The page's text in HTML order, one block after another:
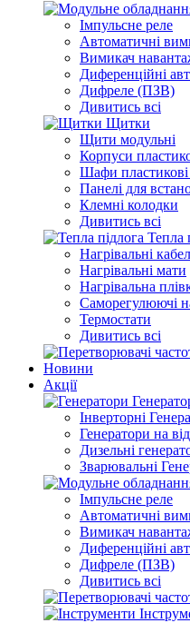
Імпульсне реле
Автоматичні
Вимикач
Диференційні
Дифреле (ПЗВ)
Дивитись всі
Щитки
Щити модульні
Корпуси
Шафи пластикові
Панелі для
Клемні колодки
Дивитись всі
Тепла
Нагрівальні
Нагрівальні мати
Нагрівальна
Саморегулюючі
Термостати
Дивитись всі
Новини
Акції
Інверторні
Генератори на
Дизельні
Зварювальні
Імпульсне реле
Автоматичні
Вимикач
Диференційні
Дифреле (ПЗВ)
Дивитись всі